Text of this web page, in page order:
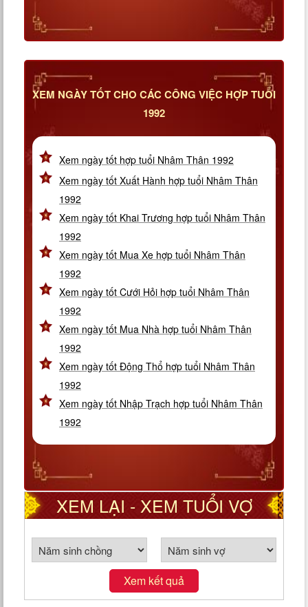
XEM NGÀY TỐT CHO CÁC CÔNG VIỆC HỢP TUỔI
1992
Xem ngày tốt hợp tuổi Nhâm Thân 1992
Xem ngày tốt Xuất Hành hợp tuổi Nhâm Thân
1992
Xem ngày tốt Khai Trương hợp tuổi Nhâm Thân
1992
Xem ngày tốt Mua Xe hợp tuổi Nhâm Thân
1992
Xem ngày tốt Cưới Hỏi hợp tuổi Nhâm Thân
1992
Xem ngày tốt Mua Nhà hợp tuổi Nhâm Thân
1992
Xem ngày tốt Động Thổ hợp tuổi Nhâm Thân
1992
Xem ngày tốt Nhập Trạch hợp tuổi Nhâm Thân
1992
XEM LẠI - XEM TUỔI VỢ
CHỒNG THEO CUNG PHI
Xem kết quả